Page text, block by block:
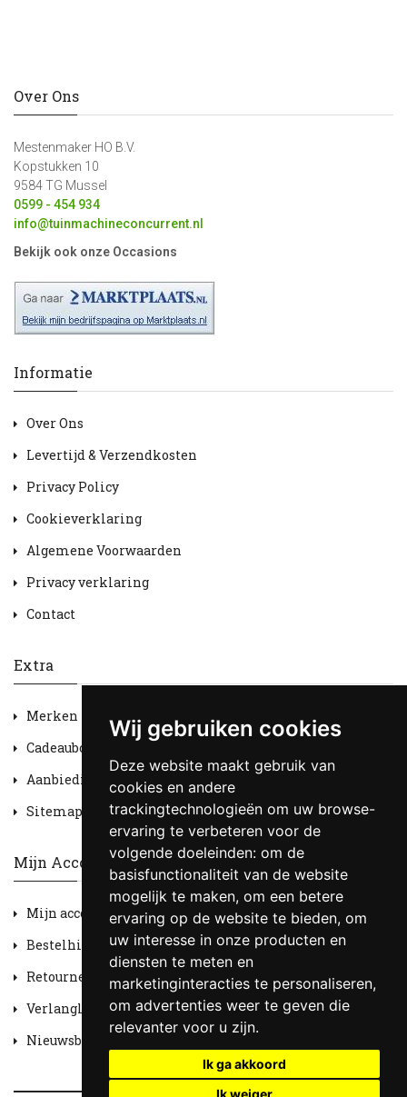
Wij gebruiken cookies
Deze website maakt gebruik van
cookies en andere
trackingtechnologieën om uw browse-
ervaring te verbeteren voor de
volgende doeleinden: om de
basisfunctionaliteit van de website
mogelijk te maken, om een betere
ervaring op de website te bieden, om
uw interesse in onze producten en
diensten te meten en
marketinginteracties te personaliseren,
om advertenties weer te geven die
relevanter voor u zijn.
Ik ga akkoord
Ik weiger
Over Ons
Mestenmaker HO B.V.
Kopstukken 10
9584 TG Mussel
0599 - 454 934
info@tuinmachineconcurrent.nl
Bekijk ook onze Occasions
Informatie
Over Ons
Levertijd & Verzendkosten
Privacy Policy
Cookieverklaring
Algemene Voorwaarden
Privacy verklaring
Contact
Extra
Merken
Cadeaubon
Aanbiedingen
Sitemap
Mijn Account
Mijn account
Bestelhistorie
Retourneren
Verlanglijst
Nieuwsbrief